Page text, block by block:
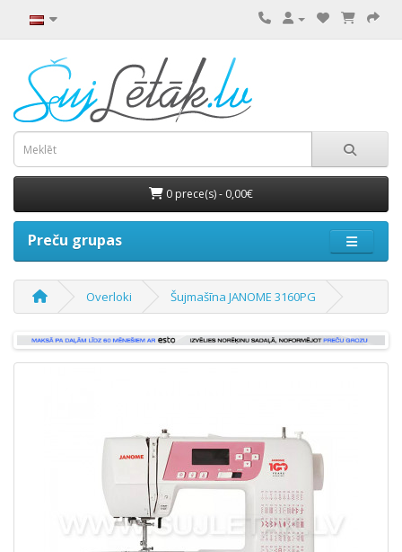
0 prece(s) - 0,00€
Preču grupas
Overloki Šujmašīna JANOME 3160PG